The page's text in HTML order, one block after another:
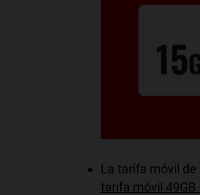
La tarifa móvil de
tarifa móvil